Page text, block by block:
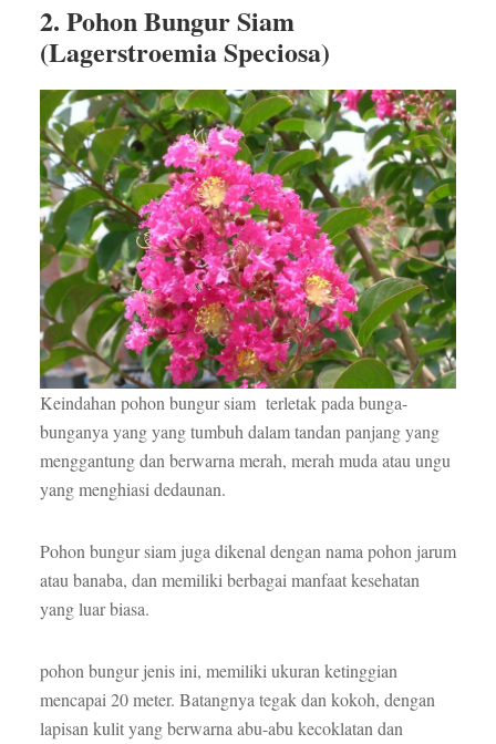
2. Pohon Bungur Siam
(Lagerstroemia Speciosa)
Keindahan pohon bungur siam terletak pada bunga-
bunganya yang yang tumbuh dalam tandan panjang yang
menggantung dan berwarna merah, merah muda atau ungu
yang menghiasi dedaunan.
Pohon bungur siam juga dikenal dengan nama pohon jarum
atau banaba, dan memiliki berbagai manfaat kesehatan
yang luar biasa.
pohon bungur jenis ini, memiliki ukuran ketinggian
mencapai 20 meter. Batangnya tegak dan kokoh, dengan
lapisan kulit yang berwarna abu-abu kecoklatan dan